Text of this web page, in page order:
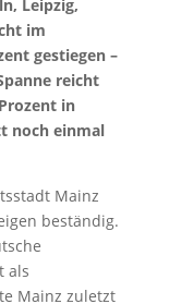
Leipzig,
im
gestiegen –
reicht
in
noch einmal
Mainz
beständig.
als
Mainz zuletzt